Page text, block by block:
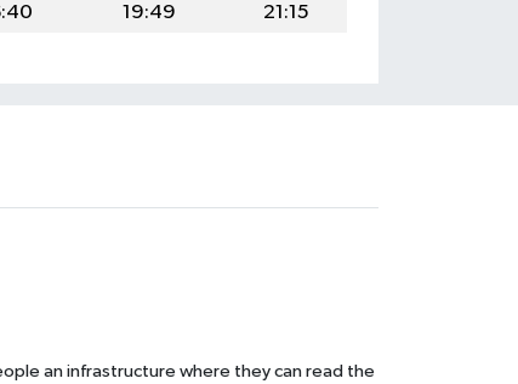
19:49 21:15
an infrastructure where they can read the